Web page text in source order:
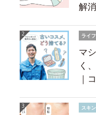
解消
ライ
マ
く
｜
スキ